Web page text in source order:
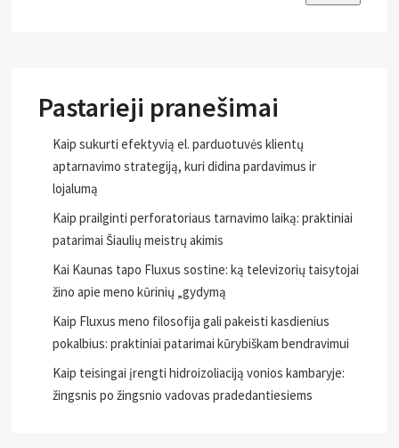
Pastarieji pranešimai
Kaip sukurti efektyvią el. parduotuvės klientų
aptarnavimo strategiją, kuri didina pardavimus ir
lojalumą
Kaip prailginti perforatoriaus tarnavimo laiką: praktiniai
patarimai Šiaulių meistrų akimis
Kai Kaunas tapo Fluxus sostine: ką televizorių taisytojai
žino apie meno kūrinių „gydymą
Kaip Fluxus meno filosofija gali pakeisti kasdienius
pokalbius: praktiniai patarimai kūrybiškam bendravimui
Kaip teisingai įrengti hidroizoliaciją vonios kambaryje:
žingsnis po žingsnio vadovas pradedantiesiems